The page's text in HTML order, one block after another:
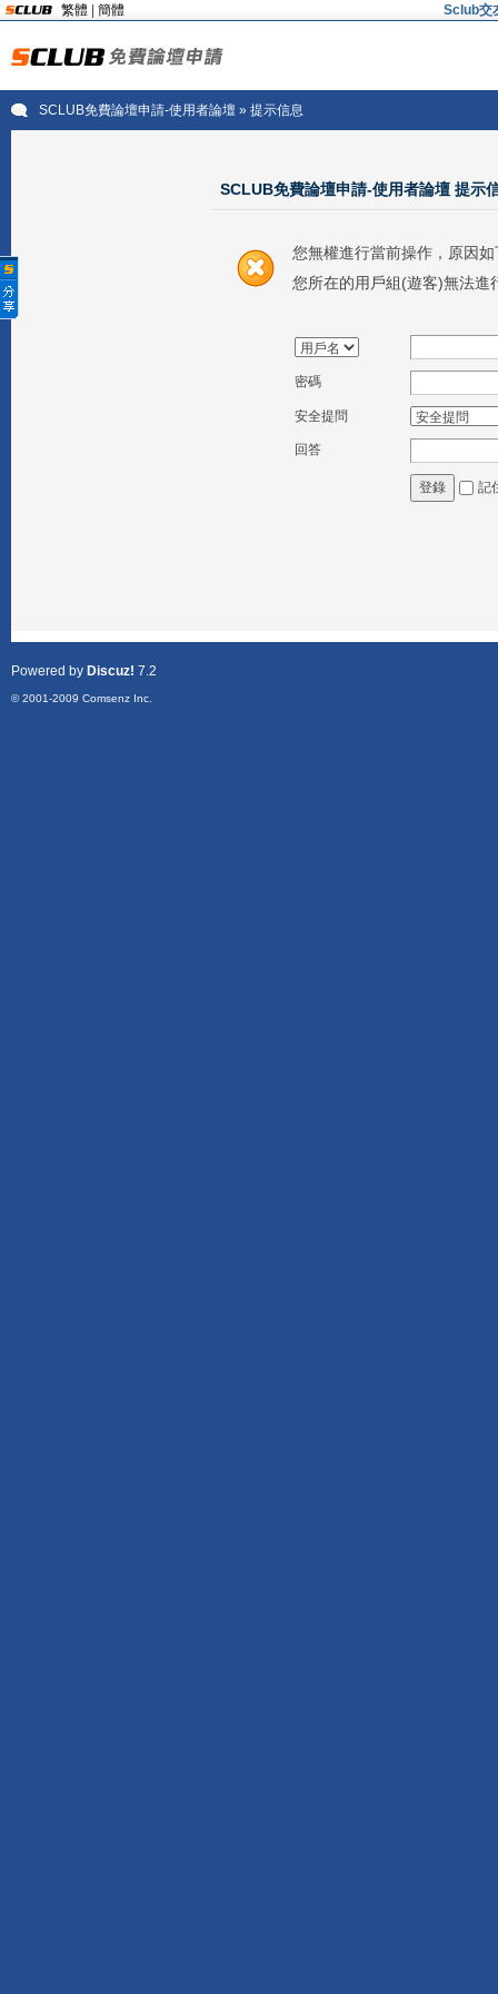
繁體 簡體 Sclub交
SCLUB免費論壇申請-使用者論壇» 提示信息
SCLUB免費論壇申請-使用者論壇 提示
您無權進行當前操作，原因如
您所在的用戶組(遊客)無法進
密碼
安全提問
回答
登錄 記
Powered by Discuz! 7.2
© 2001-2009 Comsenz Inc.